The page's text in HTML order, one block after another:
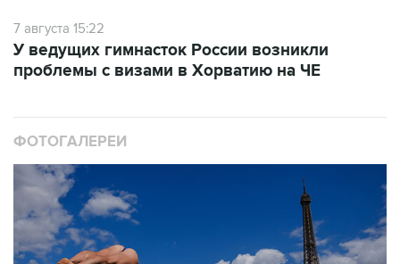
проблемы с визами в Хорватию на ЧЕ